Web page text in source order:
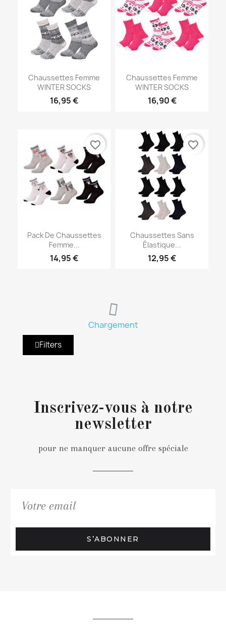
Filters
Chaussettes Femme
WINTER SOCKS
16,95 €
Chaussettes Femme
WINTER SOCKS
16,90 €
Pack De Chaussettes
Femme...
14,95 €
favorite_border
Chaussettes Sans
Élastique...
12,95 €
favorite_border
Chargement
Inscrivez-vous à notre
newsletter
pour ne manquer aucune offre spéciale
S’ABONNER